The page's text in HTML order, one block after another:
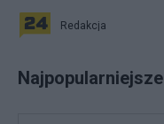
Redakcja
Najpopularniejsze